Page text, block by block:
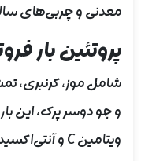
معدنی و چربی‌های
پروتئین بار
شامل موز، کرنبری،
و جو دوسر پرک، این بار
ویتامین C و آنتی‌اکسیدان‌ها می‌باشد.